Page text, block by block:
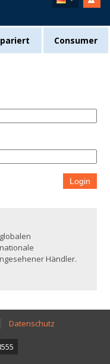
Consumer
Login
Händler.
Datenschutz